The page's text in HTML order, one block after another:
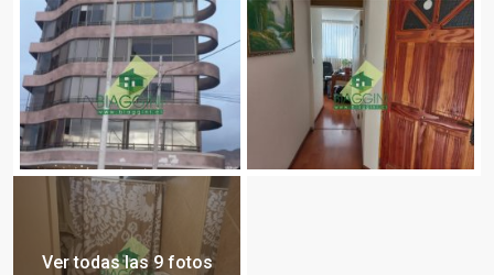
Ver todas las 9 fotos